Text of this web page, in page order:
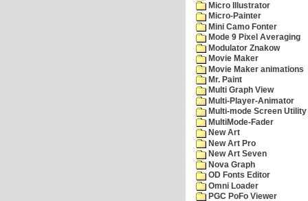
Micro Illustrator
Micro-Painter
Mini Camo Fonter
Mode 9 Pixel Averaging
Modulator Znakow
Movie Maker
Movie Maker animations
Mr. Paint
Multi Graph View
Multi-Player-Animator
Multi-mode Screen Utility
MultiMode-Fader
New Art
New Art Pro
New Art Seven
Nova Graph
OD Fonts Editor
Omni Loader
PGC PoFo Viewer